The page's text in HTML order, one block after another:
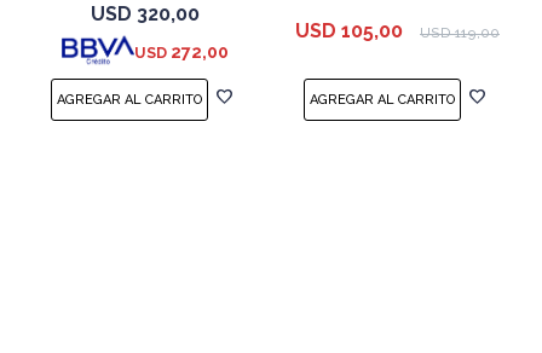
USD 320,00
USD 272,00
USD 105,00 USD 119,00